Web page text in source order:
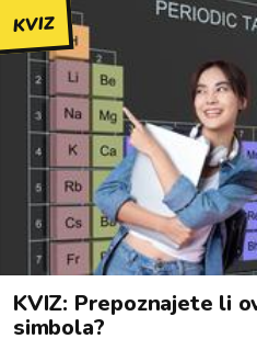
KVIZ
KVIZ: Prepoznajete li
simbola?